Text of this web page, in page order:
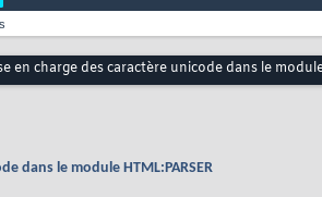
en charge des caractère unicode dans le
dans le module HTML:PARSER